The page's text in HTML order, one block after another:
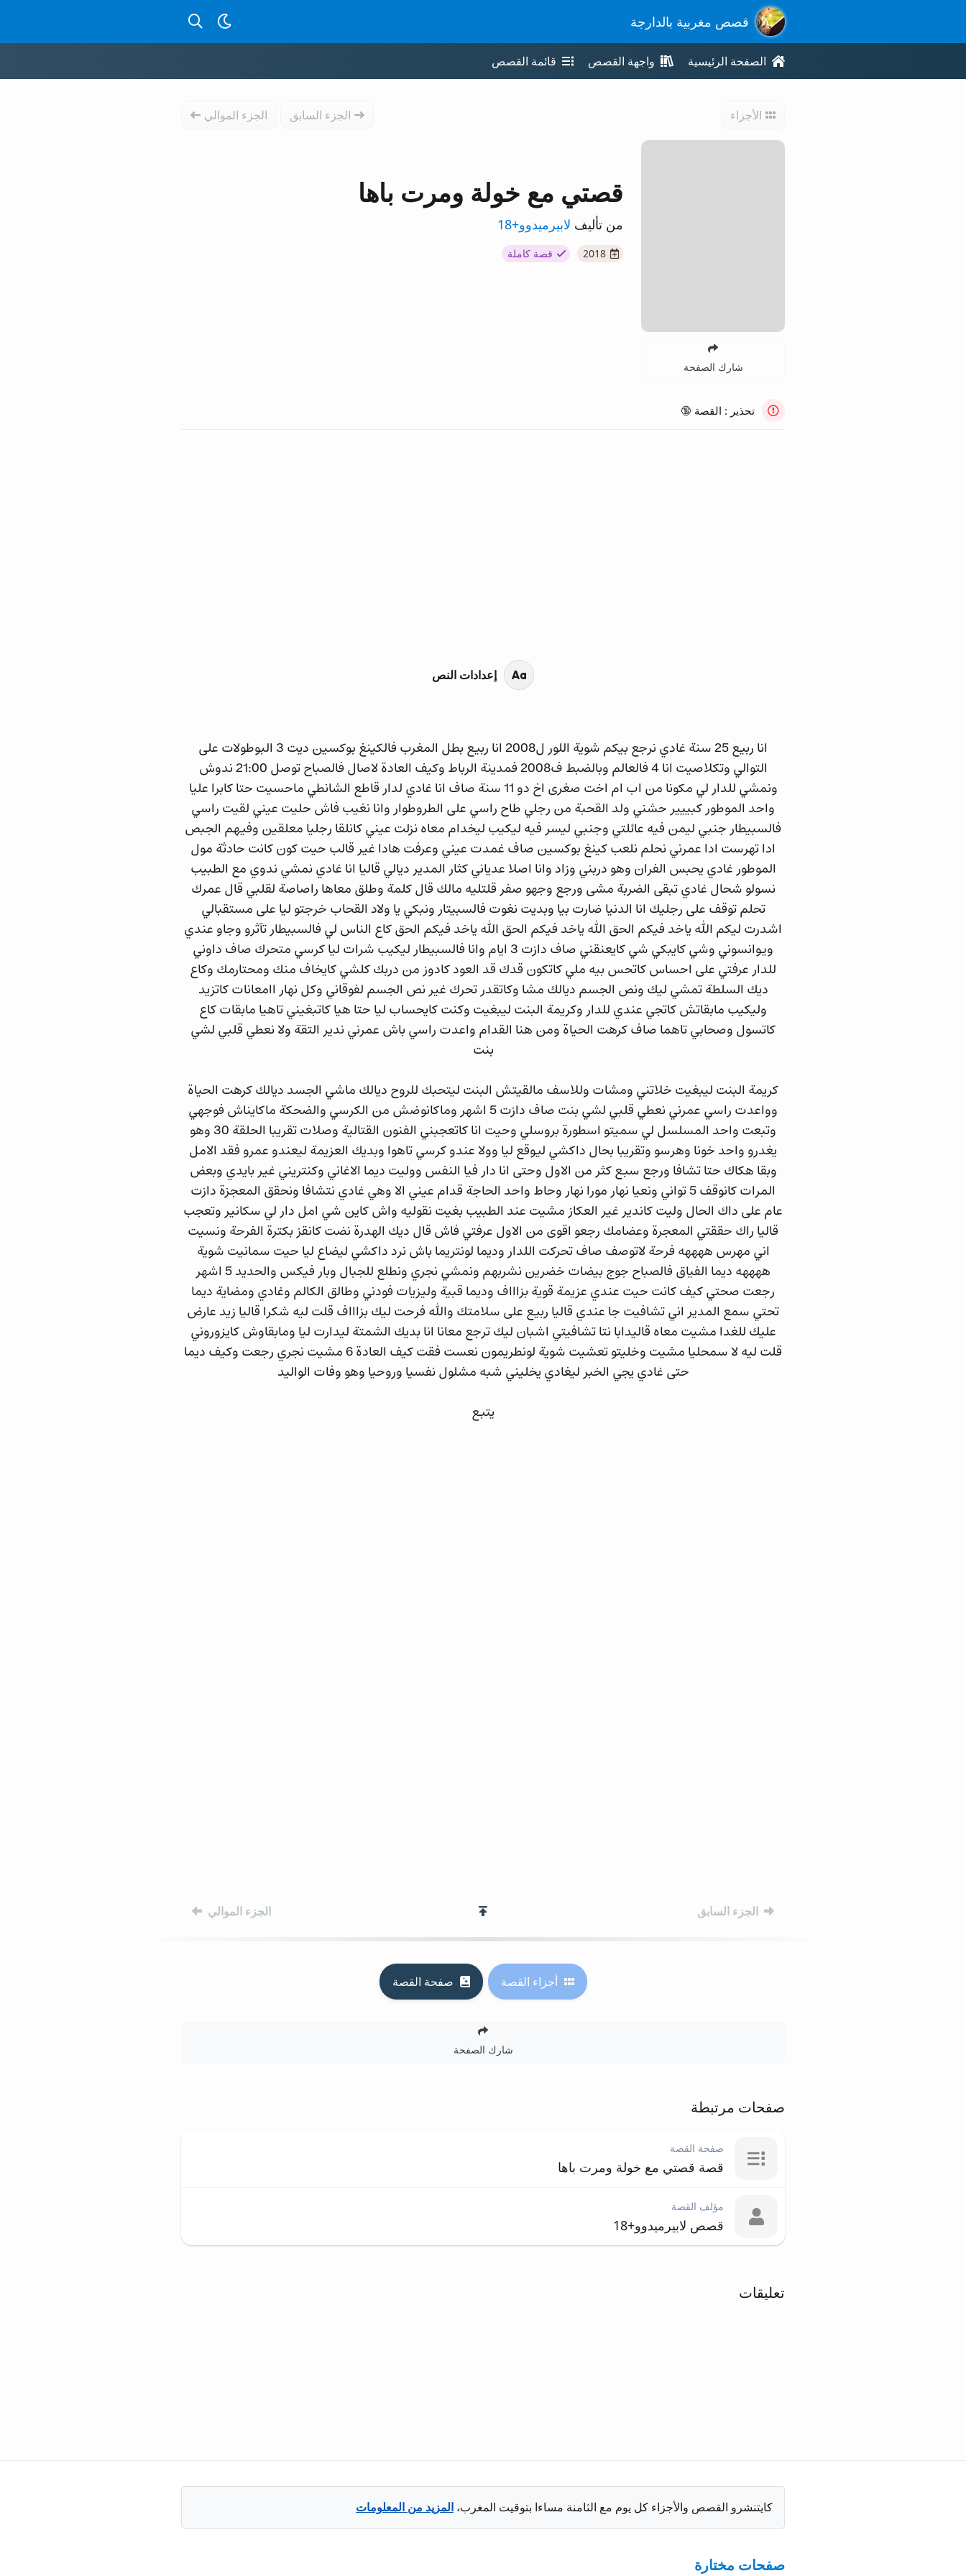
قصص مغربية بالدارجة بحث عن قصص بالدارجة
الصفحة الرئيسية واجهة القصص قائمة القصص
الأجزاء الجزء السابق الجزء الموالي
شارك الصفحة
قصتي مع خولة ومرت باها
من تأليف لابيرميدوو+18
2018 قصة كاملة
تحذير : القصة 🔞
انا ربيع 25 سنة غادي نرجع بيكم شوية اللور ل2008 انا ربيع بطل المغرب فالكينغ بوكسين ديت 3 البوطولات على
التوالي وتكلاصيت انا 4 فالعالم وبالضبط ف2008 فمدينة الرباط وكيف العادة لاصال فالصباح توصل 21:00 ندوش
ونمشي للدار لي مكونا من اب ام اخت صغرى اخ دو 11 سنة صاف انا غادي لدار قاطع الشانطي ماحسيت حتا كابرا عليا
واحد الموطور كبييير حشني ولد القحبة من رجلي طاح راسي على الطروطوار وانا نغيب فاش حليت عيني لقيت راسي
فالسبيطار جنبي ليمن فيه عائلتي وجنبي ليسر فيه ليكيب ليخدام معاه نزلت عيني كانلقا رجليا معلقين وفيهم الجبص
ادا تهرست ادا عمرني نحلم نلعب كينغ بوكسين صاف غمدت عيني وعرفت هادا غير قالب حيت كون كانت حادثة مول
الموطور غادي يحبس الفران وهو دربني وزاد وانا اصلا عدياني كثار المدير ديالي قاليا انا غادي نمشي ندوي مع الطبيب
نسولو شحال غادي تبقى الضربة مشى ورجع وجهو صفر قلتليه مالك قال كلمة وطلق معاها راصاصة لقلبي قال عمرك
تحلم توقف على رجليك انا الدنيا ضارت بيا وبديت نغوت فالسبيتار ونبكي يا ولاد القحاب خرجتو ليا على مستقبالي
اشدرت ليكم الله ياخد فيكم الحق الله ياخد فيكم الحق الله ياخد فيكم الحق كاع الناس لي فالسبيطار تآثرو وجاو عندي
ويوانسوني وشي كايبكي شي كايعنقني صاف دازت 3 ايام وانا فالسبيطار ليكيب شرات ليا كرسي متحرك صاف داوني
للدار عرفتي على احساس كاتحس بيه ملي كاتكون قدك قد العود كادوز من دربك كلشي كايخاف منك ومحتارمك وكاع
ديك السلطة تمشي ليك ونص الجسم ديالك مشا وكاتقدر تحرك غير نص الجسم لفوقاني وكل نهار اامعانات كاتزيد
وليكيب مابقاتش كاتجي عندي للدار وكريمة البنت ليبغيت وكنت كايحساب ليا حتا هيا كاتبغيني تاهيا مابقات كاع
كاتسول وصحابي تاهما صاف كرهت الحياة ومن هنا القدام واعدت راسي باش عمرني ندير التقة ولا نعطي قلبي لشي
بنت
كريمة البنت ليبغيت خلاتني ومشات وللاسف مالقيتش البنت ليتحبك للروح ديالك ماشي الجسد ديالك كرهت الحياة
وواعدت راسي عمرني نعطي قلبي لشي بنت صاف دازت 5 اشهر وماكانوضش من الكرسي والضحكة ماكايناش فوجهي
وتبعت واحد المسلسل لي سميتو اسطورة بروسلي وحيت انا كاتعجبني الفنون القتالية وصلات تقريبا الحلقة 30 وهو
يغدرو واحد خونا وهرسو وتقريبا بحال داكشي ليوقع ليا وولا عندو كرسي تاهوا وبديك العزيمة ليعندو عمرو فقد الامل
وبقا هكاك حتا تشافا ورجع سبع كثر من الاول وحتى انا دار فيا النفس ووليت ديما الاغاني وكنتريني غير بايدي وبعض
المرات كانوقف 5 تواني ونعيا نهار مورا نهار وحاط واحد الحاجة قدام عيني الا وهي غادي نتشافا ونحقق المعجزة دازت
عام على داك الحال وليت كاندير غير العكاز مشيت عند الطبيب بغيت نقوليه واش كاين شي امل دار لي سكانير وتعجب
قاليا راك حققتي المعجرة وعضامك رجعو اقوى من الاول عرفتي فاش قال ديك الهدرة نضت كانقز بكترة الفرحة ونسيت
اني مهرس ههههه فرحة لاتوصف صاف تحركت اللدار وديما لونتريما باش نرد داكشي ليضاع ليا حيت سمانيت شوية
ههههه ديما الفياق فالصباح جوج بيضات خضرين نشربهم ونمشي نجري ونطلع للجبال وبار فيكس والحديد 5 اشهر
رجعت صحتي كيف كانت حيت عندي عزيمة قوية بزاااف وديما قبية وليزيات فودني وطالق الكالم وغادي ومضاية ديما
تحتي سمع المدير اني تشافيت جا عندي قاليا ربيع على سلامتك والله فرحت ليك بزاااف قلت ليه شكرا قاليا زيد عارض
عليك للغدا مشيت معاه قاليدابا نتا تشافيتي اشبان ليك ترجع معانا انا بديك الشمتة ليدارت ليا ومابقاوش كايزوروني
قلت ليه لا سمحليا مشيت وخليتو تعشيت شوية لونطريمون نعست فقت كيف العادة 6 مشيت نجري رجعت وكيف ديما
حتى غادي يجي الخبر ليغادي يخليني شبه مشلول نفسيا وروحيا وهو وفات الواليد
يتبع
التنقل بين الأجزاء
الجزء السابق الجزء الموالي
أجزاء القصة صفحة القصة
شارك الصفحة
صفحات مرتبطة
صفحة القصة
قصة قصتي مع خولة ومرت باها
مؤلف القصة
قصص لابيرميدوو+18
تعليقات
كايتنشرو القصص والأجزاء كل يوم مع الثامنة مساءا بتوقيت المغرب، المزيد من المعلومات
صفحات مختارة